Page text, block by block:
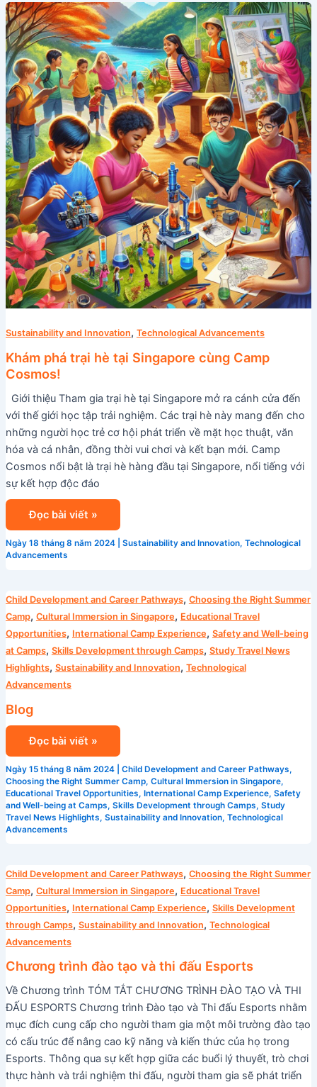
Sustainability and Innovation, Technological Advancements
Khám phá trại hè tại Singapore cùng Camp
Cosmos!
Giới thiệu Tham gia trại hè tại Singapore mở ra cánh cửa đến
với thế giới học tập trải nghiệm. Các trại hè này mang đến cho
những người học trẻ cơ hội phát triển về mặt học thuật, văn
hóa và cá nhân, đồng thời vui chơi và kết bạn mới. Camp
Cosmos nổi bật là trại hè hàng đầu tại Singapore, nổi tiếng với
sự kết hợp độc đáo
Khám
phá
trại
hè
tại
Singapore
cùng
Camp
Cosmos!
Đọc bài viết »
Ngày 18 tháng 8 năm 2024 Sustainability and Innovation, Technological
Advancements
Child Development and Career Pathways, Choosing the Right Summer
Camp, Cultural Immersion in Singapore, Educational Travel
Opportunities, International Camp Experience, Safety and Well-being
at Camps, Skills Development through Camps, Study Travel News
Highlights, Sustainability and Innovation, Technological
Advancements
Blog
Blog
Đọc bài viết »
Ngày 15 tháng 8 năm 2024 Child Development and Career Pathways,
Choosing the Right Summer Camp, Cultural Immersion in Singapore,
Educational Travel Opportunities, International Camp Experience, Safety
and Well-being at Camps, Skills Development through Camps, Study
Travel News Highlights, Sustainability and Innovation, Technological
Advancements
Child Development and Career Pathways, Choosing the Right Summer
Camp, Cultural Immersion in Singapore, Educational Travel
Opportunities, International Camp Experience, Skills Development
through Camps, Sustainability and Innovation, Technological
Advancements
Chương trình đào tạo và thi đấu Esports
Về Chương trình TÓM TẮT CHƯƠNG TRÌNH ĐÀO TẠO VÀ THI
ĐẤU ESPORTS Chương trình Đào tạo và Thi đấu Esports nhằm
mục đích cung cấp cho người tham gia một môi trường đào tạo
có cấu trúc để nâng cao kỹ năng và kiến thức của họ trong
Esports. Thông qua sự kết hợp giữa các buổi lý thuyết, trò chơi
thực hành và trải nghiệm thi đấu, người tham gia sẽ phát triển
Chương
trình
đào
tạo
và
đấu
Esports